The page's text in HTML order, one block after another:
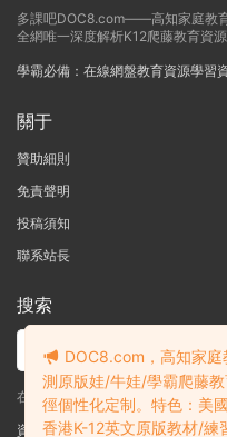
多課吧DOC8.com——高知家庭教
全網唯一深度解析K12爬藤教育資
學霸必備：在線網盤教育資源學習
關于
贊助細則
免責聲明
投稿須知
聯系站長
搜索
在線搜索GK-G12海量英文原版教
資料失效？沒找到需要的？網站意
DOC8.com，高知家
測原版娃/牛娃/學霸爬藤
徑個性化定制。特色：美
香港K-12英文原版教材/